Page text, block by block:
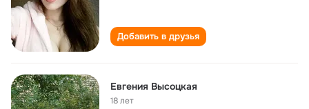
Добавить в друзья
Евгения Высоцкая
18 лет